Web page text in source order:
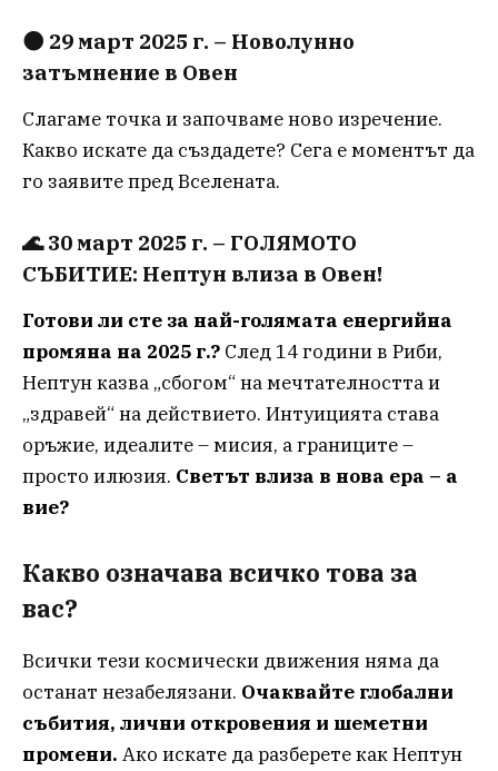
🌑 29 март 2025 г. – Новолунно
затъмнение в Овен
Слагаме точка и започваме ново изречение.
Какво искате да създадете? Сега е моментът да
го заявите пред Вселената.
🌊30 март 2025 г. – ГОЛЯМОТО
СЪБИТИЕ: Нептун влиза в Овен!
Готови ли сте за най-голямата енергийна
промяна на 2025 г.? След 14 години в Риби,
Нептун казва „сбогом“ на мечтателността и
„здравей“ на действието. Интуицията става
оръжие, идеалите – мисия, а границите –
просто илюзия. Светът влиза в нова ера – а
вие?
Какво означава всичко това за
вас?
Всички тези космически движения няма да
останат незабелязани. Очаквайте глобални
събития, лични откровения и шеметни
промени. Ако искате да разберете как Нептун